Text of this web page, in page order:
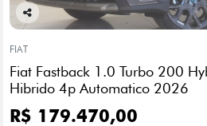
Co
arti
lhe
FIAT
Fiat Fastback 1.0 Turbo 200
Hibrido 4p Automatico 2026
R$ 179.470,00